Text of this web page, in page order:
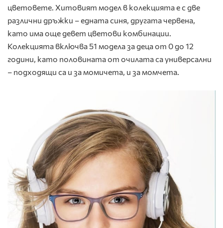
цветовете. Хитовият модел в колекцията е с две
различни дръжки – едната синя, другата червена,
като има още девет цветови комбинации.
Колекцията включва 51 модела за деца от 0 до 12
години, като половината от очилата са универсални
– подходящи са и за момичета, и за момчета.